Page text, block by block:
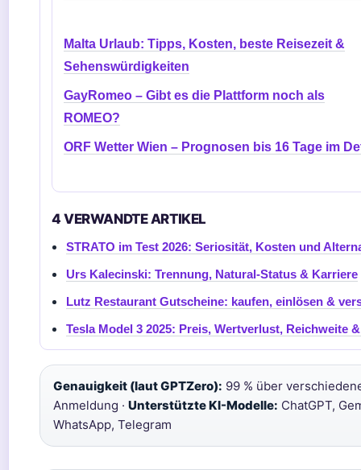
Malta Urlaub: Tipps, Kosten, beste Reisezeit &
Sehenswürdigkeiten
GayRomeo – Gibt es die Plattform noch als
ROMEO?
ORF Wetter Wien – Prognosen bis 16 Tage im
4 VERWANDTE ARTIKEL
STRATO im Test 2026: Seriosität, Kosten und
Urs Kalecinski: Trennung, Natural-Status & Karriere
Lutz Restaurant Gutscheine: kaufen, einlösen &
Tesla Model 3 2025: Preis, Wertverlust, Reichweite
Genauigkeit (laut GPTZero): 99 % über
Anmeldung · Unterstützte KI-Modelle: ChatGPT,
WhatsApp, Telegram